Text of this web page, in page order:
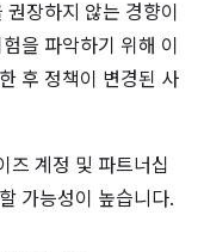
장하지 않는 경향이
을 파악하기 위해 이
후 정책이 변경된 사
즈 계정 및 파트너십
가능성이 높습니다.